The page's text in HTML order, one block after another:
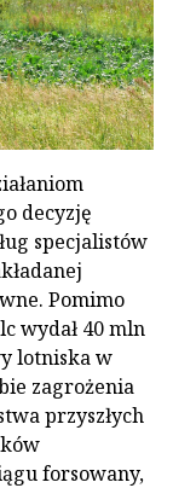
decyzję
specjalistów
Pomimo
wydał 40 mln
lotniska w
zagrożenia
przyszłych
forsowany,